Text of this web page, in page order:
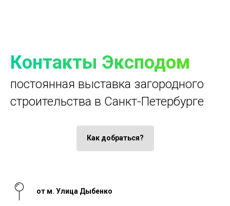
Контакты Эксподом
постоянная выставка загородного
строительства в Санкт-Петербурге
Как добраться?
от м. Улица Дыбенко